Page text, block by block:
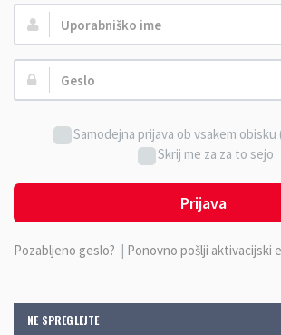
NE SPREGLEJTE
Uporabniško
ime:
Geslo:
Samodejna prijava ob vsakem
Skrij me za za to sejo
Prijava
Pozabljeno geslo? | Ponovno pošlji aktivacijski